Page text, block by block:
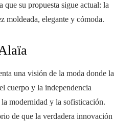
su propuesta sigue actual: la
moldeada, elegante y cómoda.
una visión de la moda donde la
cuerpo y la independencia
modernidad y la sofisticación.
de que la verdadera innovación